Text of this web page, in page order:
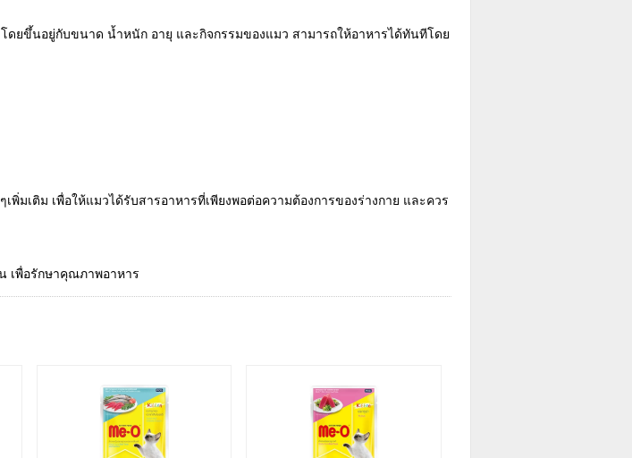
ยขึ้นอยู่กับขนาด น้ำหนัก อายุ และกิจกรรมของแมว สามารถให้อาหารได้ทันทีโดย
มเติม เพื่อให้แมวได้รับสารอาหารที่เพียงพอต่อความต้องการของร่างกาย และควร
เพื่อรักษาคุณภาพอาหาร